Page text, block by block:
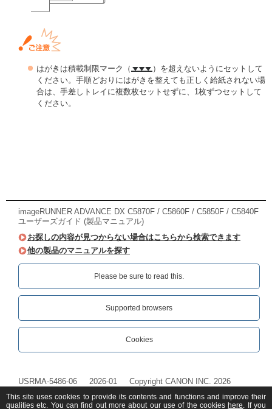
はがきは積載制限マーク（
）を超えないようにセットして
ください。手順どおりにはがきを整えても正しく給紙されない場
合は、手差しトレイに複数枚セットせずに、1枚ずつセットして
ください。
imageRUNNER ADVANCE DX C5870F / C5860F / C5850F / C5840F
ユーザーズガイド (製品マニュアル)
お探しの内容が見つからない場合はこちらから検索できます
他の製品のマニュアルを探す
Please be sure to read this.‎
Supported browsers
Cookies
USRMA-5486-06 2026-01 Copyright CANON INC. 2026
This site uses cookies to provide its contents and functions and improve their
qualities etc. You can find out more about our use of the cookies here. If you